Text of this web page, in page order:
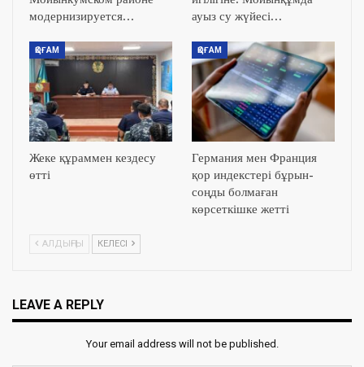
модернизируется…
ауыз су жүйесі…
ҚОҒАМ
Жеке құраммен кездесу
өтті
ҚОҒАМ
Германия мен Франция
қор индекстері бұрын-
соңды болмаған
көрсеткішке жетті
АЛДЫҢҒЫ КЕЛЕСІ
LEAVE A REPLY
Your email address will not be published.